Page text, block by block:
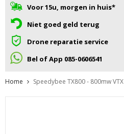
Voor 15u, morgen in huis*
Niet goed geld terug
Drone reparatie service
Bel of App 085-0606541
Home Speedybee TX800 - 800mw VTX